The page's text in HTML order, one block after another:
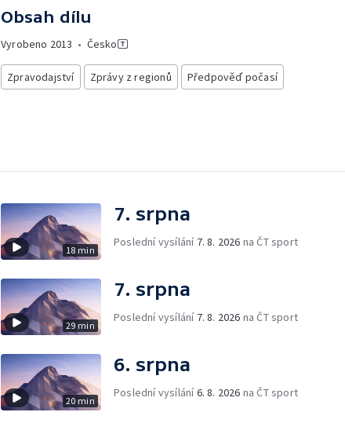
Obsah dílu
Vyrobeno 2013 • Česko
Zpravodajství Zprávy z regionů Předpověď počasí
18 min
7. srpna
Poslední vysílání 7. 8. 2026 na ČT sport
29 min
7. srpna
Poslední vysílání 7. 8. 2026 na ČT sport
20 min
6. srpna
Poslední vysílání6. 8. 2026 na ČT sport